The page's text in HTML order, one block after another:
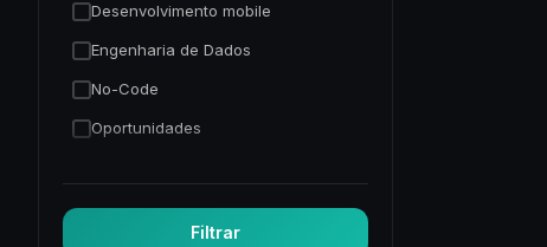
Desenvolvimento mobile
Engenharia de Dados
No-Code
Oportunidades
Trading Quantitativo
Filtrar